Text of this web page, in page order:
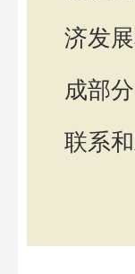
济发
成部
联系